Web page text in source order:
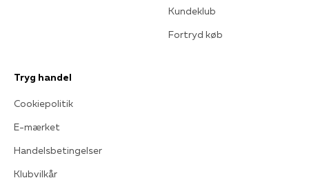
Kundeklub
Fortryd køb
Tryg handel
Cookiepolitik
E-mærket
Handelsbetingelser
Klubvilkår